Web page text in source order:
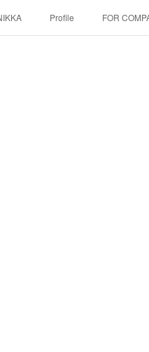
Profile FOR